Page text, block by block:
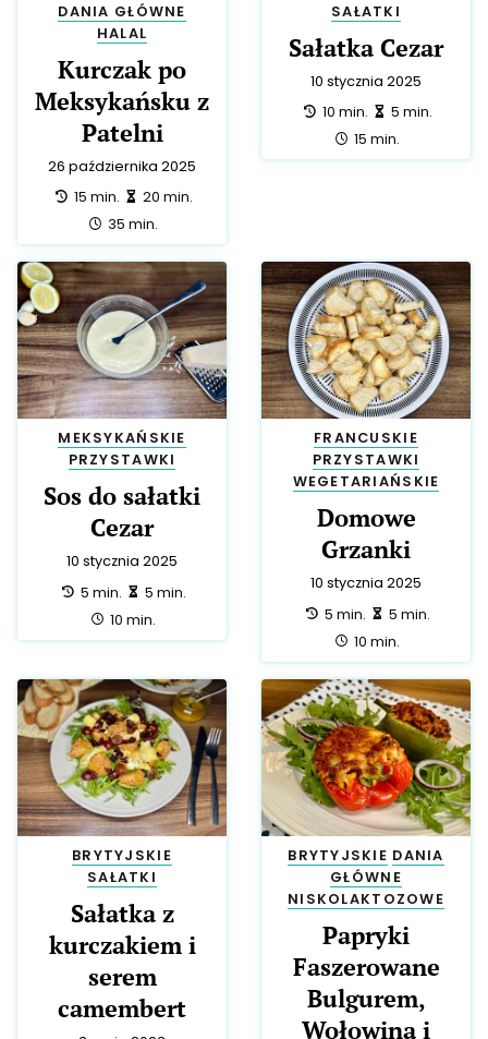
DANIA GŁÓWNE
HALAL
Kurczak po
Meksykańsku z
Patelni
26 października 2025
przygotowanie:
15 min. zrobienie:
20 min.
całość:
35 min.
SAŁATKI
Sałatka Cezar
10 stycznia 2025
przygotowanie:
10 min. zrobienie:
5 min.
całość:
15 min.
MEKSYKAŃSKIE
PRZYSTAWKI
Sos do sałatki
Cezar
10 stycznia 2025
przygotowanie:
5 min. zrobienie:
5 min.
całość:
10 min.
FRANCUSKIE
PRZYSTAWKI
WEGETARIAŃSKIE
Domowe
Grzanki
10 stycznia 2025
przygotowanie:
5 min. zrobienie:
5 min.
całość:
10 min.
BRYTYJSKIE
SAŁATKI
Sałatka z
kurczakiem i
serem
camembert
BRYTYJSKIE DANIA
GŁÓWNE
NISKOLAKTOZOWE
Papryki
Faszerowane
Bulgurem,
Wołowiną i